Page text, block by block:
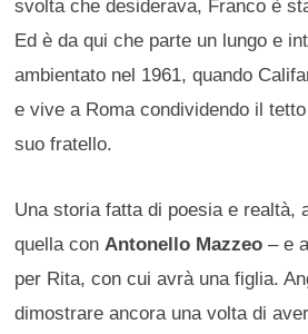
svolta che desiderava, Franco è
Ed è da qui che parte un lungo e
ambientato nel 1961, quando
e vive a Roma condividendo il
suo fratello.
Una storia fatta di poesia e realtà,
quella con Antonello Mazzeo – e
per Rita, con cui avrà una figlia.
dimostrare ancora una volta di